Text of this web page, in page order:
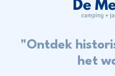
"Ontdek
het